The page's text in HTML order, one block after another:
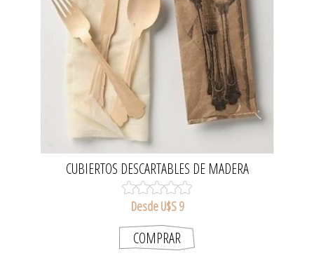
CUBIERTOS DESCARTABLES DE MADERA
Desde U$S 9